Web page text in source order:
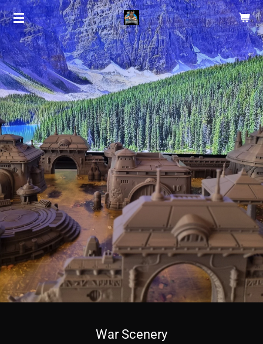
Zum
Hauptinhalt
springen
War Scenery